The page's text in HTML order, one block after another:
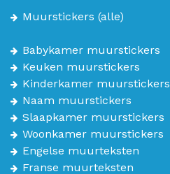
Muurstickers (alle)
Babykamer muurstickers
Keuken muurstickers
Kinderkamer muurstickers
Naam muurstickers
Slaapkamer muurstickers
Woonkamer muurstickers
Engelse muurteksten
Franse muurteksten